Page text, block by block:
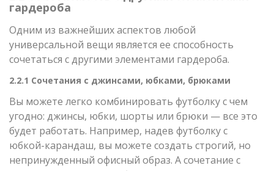
гардероба
Одним из важнейших аспектов любой
универсальной вещи является ее способность
сочетаться с другими элементами гардероба.
2.2.1 Сочетания с джинсами, юбками, брюками
Вы можете легко комбинировать футболку с чем
угодно: джинсы, юбки, шорты или брюки — все это
будет работать. Например, надев футболку с
юбкой-карандаш, вы можете создать строгий, но
непринужденный офисный образ. А сочетание с